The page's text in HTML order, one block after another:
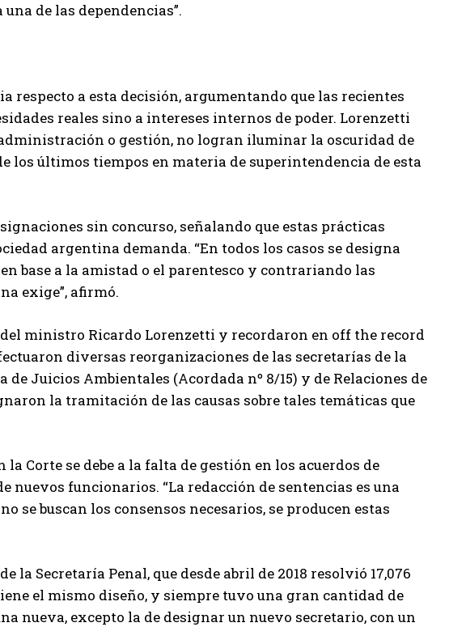
de las dependencias”.
a esta decisión, argumentando que las recientes
reales sino a intereses internos de poder. Lorenzetti
o gestión, no logran iluminar la oscuridad de
los últimos tiempos en materia de superintendencia de esta
sin concurso, señalando que estas prácticas
argentina demanda. “En todos los casos se designa
base a la amistad o el parentesco y contrariando las
exige”, afirmó.
ministro Ricardo Lorenzetti y recordaron en off the record
diversas reorganizaciones de las secretarías de la
Juicios Ambientales (Acordada nº 8/15) y de Relaciones de
la tramitación de las causas sobre tales temáticas que
Corte se debe a la falta de gestión en los acuerdos de
funcionarios. “La redacción de sentencias es una
se buscan los consensos necesarios, se producen estas
Secretaría Penal, que desde abril de 2018 resolvió 17,076
el mismo diseño, y siempre tuvo una gran cantidad de
nueva, excepto la de designar un nuevo secretario, con un